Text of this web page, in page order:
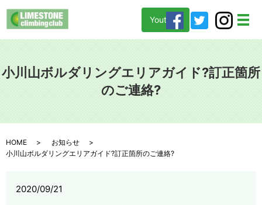
メ
Youtube
小川山ボルダリングエリアガイド?訂正箇所
のご連絡?
HOME
お知らせ
小川山ボルダリングエリアガイド?訂正箇所のご連絡?
2020/09/21